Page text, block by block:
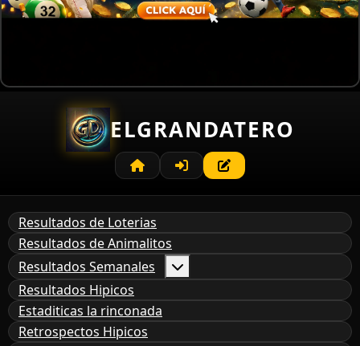
ELGRANDATERO
Resultados de Loterias
Resultados de Animalitos
Resultados Semanales
Resultados Hipicos
Estaditicas la rinconada
Retrospectos Hipicos